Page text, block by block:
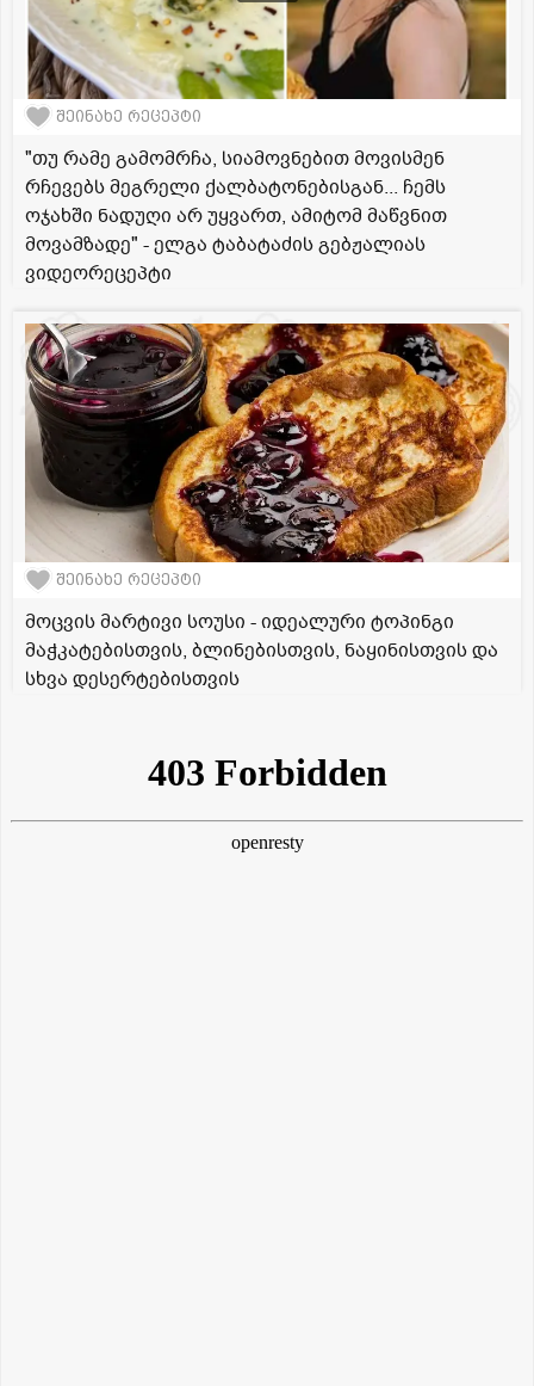
შეინახე რეცეპტი
"თუ რამე გამომრჩა, სიამოვნებით მოვისმენ
რჩევებს მეგრელი ქალბატონებისგან... ჩემს
ოჯახში ნადუღი არ უყვართ, ამიტომ მაწვნით
მოვამზადე" - ელგა ტაბატაძის გებჟალიას
ვიდეორეცეპტი
შეინახე რეცეპტი
მოცვის მარტივი სოუსი - იდეალური ტოპინგი
მაჭკატებისთვის, ბლინებისთვის, ნაყინისთვის და
სხვა დესერტებისთვის